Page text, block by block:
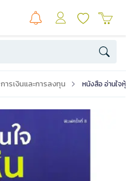
การเงินและการลงทุน หนังสือ อ่านใจ